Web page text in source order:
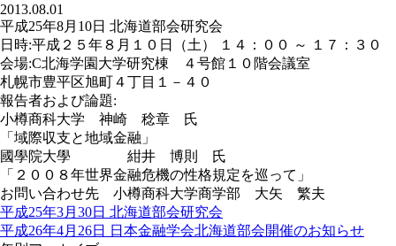
2013.08.01
平成25年8月10日 北海道部会研究会
日時:平成２５年８月１０日（土） １４：００ ～ １７：３０
会場:C北海学園大学研究棟 ４号館１０階会議室
札幌市豊平区旭町４丁目１－４０
報告者および論題:
小樽商科大学 神崎 稔章 氏
「域際収支と地域金融」
國學院大學 紺井 博則 氏
「２００８年世界金融危機の性格規定を巡って」
お問い合わせ先 小樽商科大学商学部 大矢 繁夫
平成25年3月30日 北海道部会研究会
平成26年4月26日 日本金融学会北海道部会開催のお知らせ